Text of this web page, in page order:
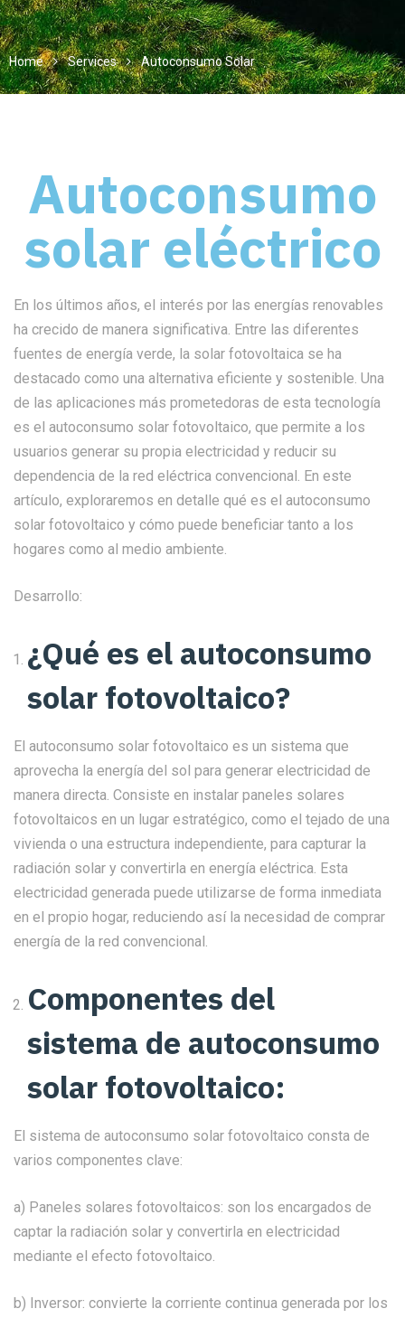
Home Services Autoconsumo Solar
Autoconsumo
solar eléctrico
En los últimos años, el interés por las energías renovables
ha crecido de manera significativa. Entre las diferentes
fuentes de energía verde, la solar fotovoltaica se ha
destacado como una alternativa eficiente y sostenible. Una
de las aplicaciones más prometedoras de esta tecnología
es el autoconsumo solar fotovoltaico, que permite a los
usuarios generar su propia electricidad y reducir su
dependencia de la red eléctrica convencional. En este
artículo, exploraremos en detalle qué es el autoconsumo
solar fotovoltaico y cómo puede beneficiar tanto a los
hogares como al medio ambiente.
Desarrollo:
¿Qué es el autoconsumo
solar fotovoltaico?
El autoconsumo solar fotovoltaico es un sistema que
aprovecha la energía del sol para generar electricidad de
manera directa. Consiste en instalar paneles solares
fotovoltaicos en un lugar estratégico, como el tejado de una
vivienda o una estructura independiente, para capturar la
radiación solar y convertirla en energía eléctrica. Esta
electricidad generada puede utilizarse de forma inmediata
en el propio hogar, reduciendo así la necesidad de comprar
energía de la red convencional.
Componentes del
sistema de autoconsumo
solar fotovoltaico:
El sistema de autoconsumo solar fotovoltaico consta de
varios componentes clave:
a) Paneles solares fotovoltaicos: son los encargados de
captar la radiación solar y convertirla en electricidad
mediante el efecto fotovoltaico.
b) Inversor: convierte la corriente continua generada por los